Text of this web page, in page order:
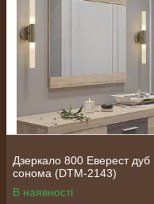
Дзеркало 800 Еверест дуб
сонома (DTM-2143)
В наявності